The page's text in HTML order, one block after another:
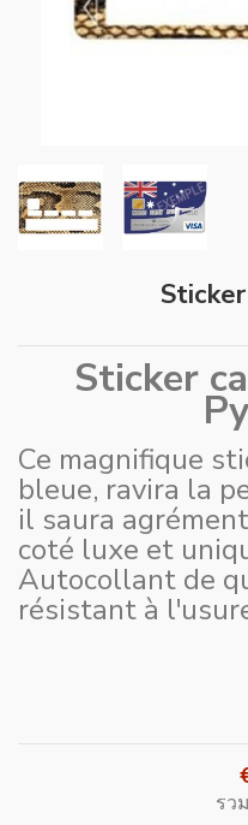
Sticker
Ce magnifique
bleue, ravira la
il saura
coté luxe et
Autocollant de
résistant à
รว